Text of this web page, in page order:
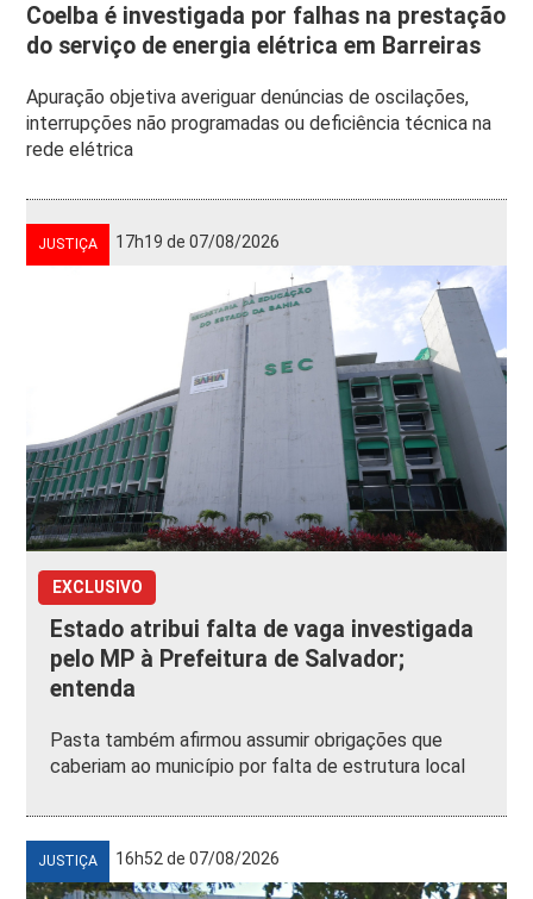
Coelba é investigada por falhas na prestação
do serviço de energia elétrica em Barreiras
Apuração objetiva averiguar denúncias de oscilações,
interrupções não programadas ou deficiência técnica na
rede elétrica
JUSTIÇA 17h19 de 07/08/2026
EXCLUSIVO
Estado atribui falta de vaga investigada
pelo MP à Prefeitura de Salvador;
entenda
Pasta também afirmou assumir obrigações que
caberiam ao município por falta de estrutura local
JUSTIÇA 16h52 de 07/08/2026